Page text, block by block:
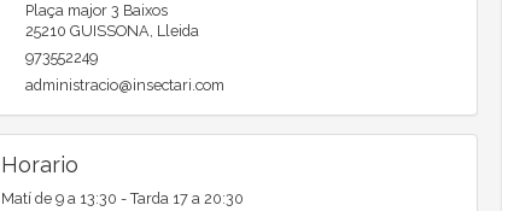
Plaça major 3 Baixos
25210 GUISSONA, Lleida
973552249
administracio@insectari.com
Horario
Matí de 9 a 13:30 - Tarda 17 a 20:30